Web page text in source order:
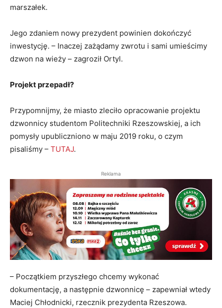
marszałek.
Jego zdaniem nowy prezydent powinien dokończyć
inwestycję. – Inaczej zażądamy zwrotu i sami umieścimy
dzwon na wieży – zagroził Ortyl.
Projekt przepadł?
Przypomnijmy, że miasto zleciło opracowanie projektu
dzwonnicy studentom Politechniki Rzeszowskiej, a ich
pomysły upubliczniono w maju 2019 roku, o czym
pisaliśmy – TUTAJ.
Reklama
– Początkiem przyszłego chcemy wykonać
dokumentację, a następnie dzwonnicę – zapewniał wtedy
Maciej Chłodnicki, rzecznik prezydenta Rzeszowa.